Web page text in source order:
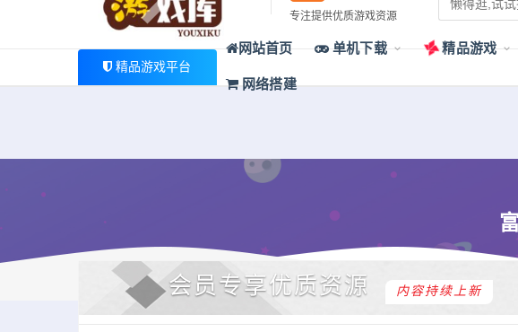
欢迎您光临游戏库，本站一家大型游戏资源整合站，为广大用户提供最新、最优质的
专注提供优质游戏资源
精品游戏平台
网站首页 单机下载 精品游戏
网络搭建
会员专享优质资源 内容持续上新